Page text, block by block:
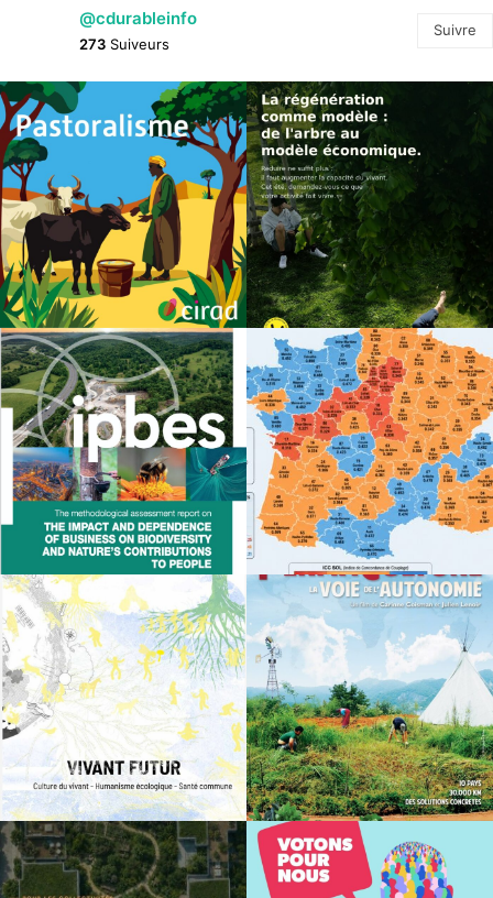
@cdurableinfo
273 Suiveurs
Suivre